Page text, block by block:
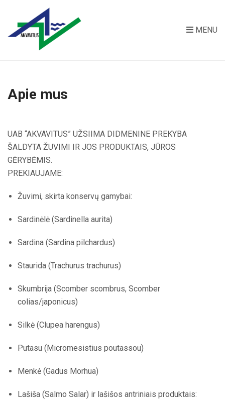
MENU
Apie mus
UAB “AKVAVITUS” UŽSIIMA DIDMENINE PREKYBA
ŠALDYTA ŽUVIMI IR JOS PRODUKTAIS, JŪROS
GĖRYBĖMIS.
PREKIAUJAME:
Žuvimi, skirta konservų gamybai:
Sardinėlė (Sardinella aurita)
Sardina (Sardina pilchardus)
Staurida (Trachurus trachurus)
Skumbrija (Scomber scombrus, Scomber
colias/japonicus)
Silkė (Clupea harengus)
Putasu (Micromesistius poutassou)
Menkė (Gadus Morhua)
Lašiša (Salmo Salar) ir lašišos antriniais produktais: